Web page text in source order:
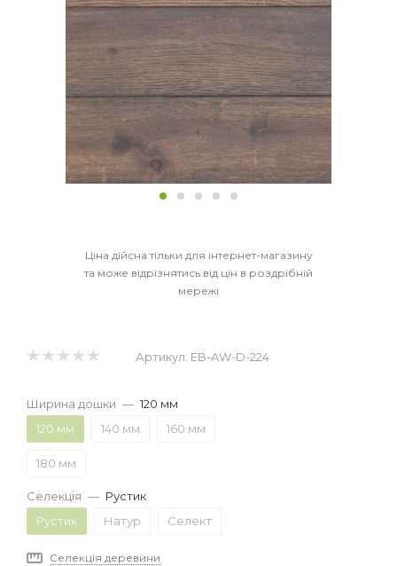
Ціна дійсна тільки для інтернет-магазину
та може відрізнятись від цін в роздрібній
мережі
Артикул: EB-AW-D-224
Ширина дошки — 120 мм
120 мм
140 мм 160 мм
180 мм
Селекція — Рустик
Рустик
Натур Селект
Селекція деревини